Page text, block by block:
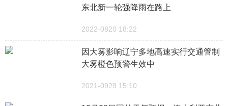
东北新一轮强降雨在路上
2022-0820 18:22
因大雾影响辽宁多地高速实行交通管制
大雾橙色预警生效中
2021-0929 15:10